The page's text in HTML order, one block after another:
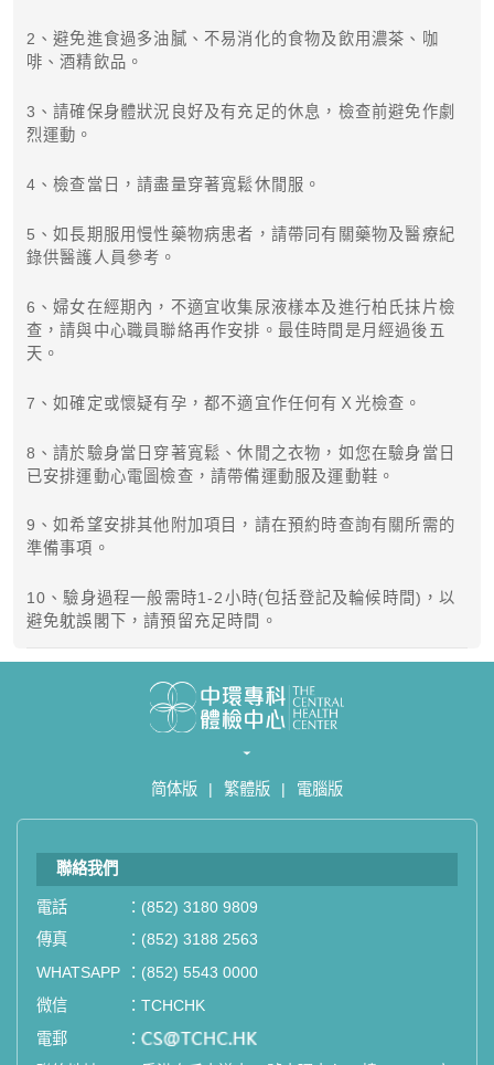
2、避免進食過多油膩、不易消化的食物及飲用濃茶、咖
啡、酒精飲品。
3、請確保身體狀況良好及有充足的休息，檢查前避免作劇
烈運動。
4、檢查當日，請盡量穿著寬鬆休閒服。
5、如長期服用慢性藥物病患者，請帶同有關藥物及醫療紀
錄供醫護人員參考。
6、婦女在經期內，不適宜收集尿液樣本及進行柏氏抹片檢
查，請與中心職員聯絡再作安排。最佳時間是月經過後五
天。
7、如確定或懷疑有孕，都不適宜作任何有Ｘ光檢查。
8、請於驗身當日穿著寬鬆、休閒之衣物，如您在驗身當日
已安排運動心電圖檢查，請帶備運動服及運動鞋。
9、如希望安排其他附加項目，請在預約時查詢有關所需的
準備事項。
10、驗身過程一般需時1-2小時(包括登記及輪候時間)，以
避免躭誤閣下，請預留充足時間。
简体版 | 繁體版 | 電腦版
聯絡我們
電話 ： (852) 3180 9809
傳真
： (852) 3188 2563
WHATSAPP
： (852) 5543 0000
微信
： TCHCHK
電郵
： email